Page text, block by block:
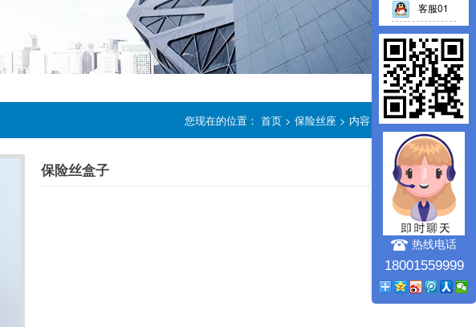
您现在的位置： 首页 > 保险丝座 > 内容
保险丝盒子
客服01
热线电话
18001559999